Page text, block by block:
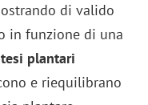
di valido
in funzione di una
plantari
e riequilibrano